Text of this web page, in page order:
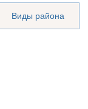
Виды района